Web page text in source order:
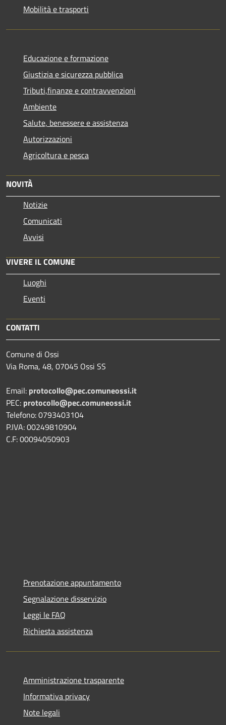
Mobilità e trasporti
Educazione e formazione
Giustizia e sicurezza pubblica
Tributi,finanze e contravvenzioni
Ambiente
Salute, benessere e assistenza
Autorizzazioni
Agricoltura e pesca
NOVITÀ
Notizie
Comunicati
Avvisi
VIVERE IL COMUNE
Luoghi
Eventi
CONTATTI
Comune di Ossi
Via Roma, 48, 07045 Ossi SS
Email: protocollo@pec.comuneossi.it
PEC: protocollo@pec.comuneossi.it
Telefono: 0793403104
P.IVA: 00249810904
C.F: 00094050903
Prenotazione appuntamento
Segnalazione disservizio
Leggi le FAQ
Richiesta assistenza
Amministrazione trasparente
Informativa privacy
Note legali